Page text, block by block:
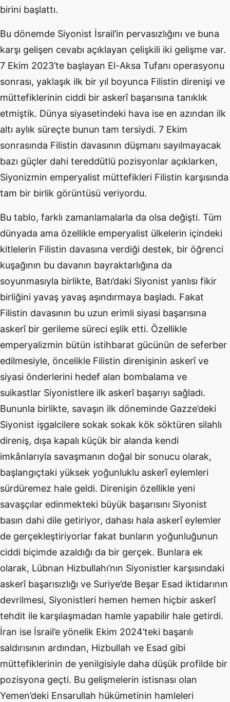
birini başlattı.
Bu dönemde Siyonist İsrail’in pervasızlığını ve buna
karşı gelişen cevabı açıklayan çelişkili iki gelişme var.
7 Ekim 2023’te başlayan El-Aksa Tufanı operasyonu
sonrası, yaklaşık ilk bir yıl boyunca Filistin direnişi ve
müttefiklerinin ciddi bir askerî başarısına tanıklık
etmiştik. Dünya siyasetindeki hava ise en azından ilk
altı aylık süreçte bunun tam tersiydi. 7 Ekim
sonrasında Filistin davasının düşmanı sayılmayacak
bazı güçler dahi tereddütlü pozisyonlar açıklarken,
Siyonizmin emperyalist müttefikleri Filistin karşısında
tam bir birlik görüntüsü veriyordu.
Bu tablo, farklı zamanlamalarla da olsa değişti. Tüm
dünyada ama özellikle emperyalist ülkelerin içindeki
kitlelerin Filistin davasına verdiği destek, bir öğrenci
kuşağının bu davanın bayraktarlığına da
soyunmasıyla birlikte, Batı’daki Siyonist yanlısı fikir
birliğini yavaş yavaş aşındırmaya başladı. Fakat
Filistin davasının bu uzun erimli siyasi başarısına
askerî bir gerileme süreci eşlik etti. Özellikle
emperyalizmin bütün istihbarat gücünün de seferber
edilmesiyle, öncelikle Filistin direnişinin askerî ve
siyasi önderlerini hedef alan bombalama ve
suikastlar Siyonistlere ilk askerî başarıyı sağladı.
Bununla birlikte, savaşın ilk döneminde Gazze’deki
Siyonist işgalcilere sokak sokak kök söktüren silahlı
direniş, dışa kapalı küçük bir alanda kendi
imkânlarıyla savaşmanın doğal bir sonucu olarak,
başlangıçtaki yüksek yoğunluklu askerî eylemleri
sürdüremez hale geldi. Direnişin özellikle yeni
savaşçılar edinmekteki büyük başarısını Siyonist
basın dahi dile getiriyor, dahası hala askerî eylemler
de gerçekleştiriyorlar fakat bunların yoğunluğunun
ciddi biçimde azaldığı da bir gerçek. Bunlara ek
olarak, Lübnan Hizbullahı’nın Siyonistler karşısındaki
askerî başarısızlığı ve Suriye’de Beşar Esad iktidarının
devrilmesi, Siyonistleri hemen hemen hiçbir askerî
tehdit ile karşılaşmadan hamle yapabilir hale getirdi.
İran ise İsrail’e yönelik Ekim 2024’teki başarılı
saldırısının ardından, Hizbullah ve Esad gibi
müttefiklerinin de yenilgisiyle daha düşük profilde bir
pozisyona geçti. Bu gelişmelerin istisnası olan
Yemen’deki Ensarullah hükümetinin hamleleri